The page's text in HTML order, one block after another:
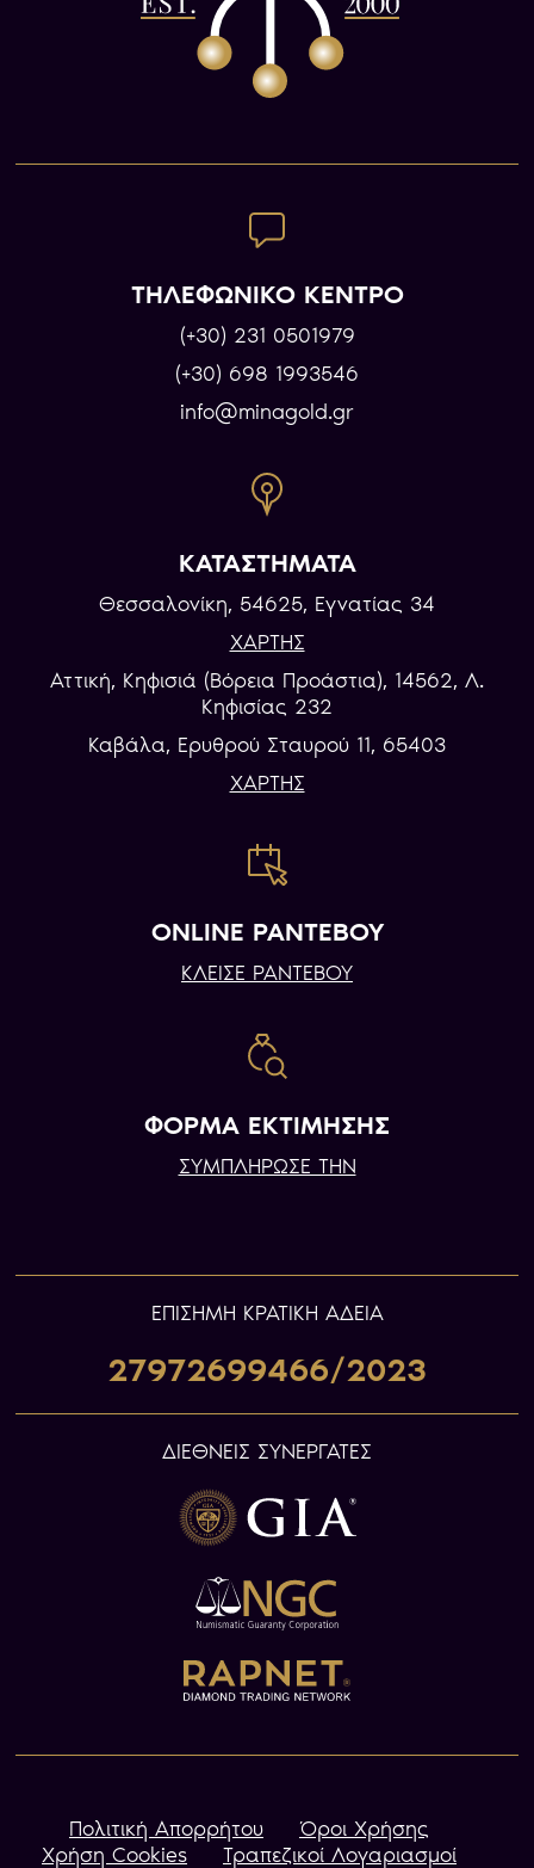
ΤΗΛΕΦΩΝΙΚΟ ΚΕΝΤΡΟ
(+30) 231 0501979
(+30) 698 1993546
info@minagold.gr
ΚΑΤΑΣΤΗΜΑΤΑ
Θεσσαλονίκη, 54625, Εγνατίας 34
ΧΑΡΤΗΣ
Αττική, Κηφισιά (Βόρεια Προάστια), 14562, Λ.
Κηφισίας 232
Καβάλα, Eρυθρού Σταυρού 11, 65403
ΧΑΡΤΗΣ
ONLINE ΡΑΝΤΕΒΟΥ
ΚΛΕΙΣΕ ΡΑΝΤΕΒΟΥ
ΦΟΡΜΑ ΕΚΤΙΜΗΣΗΣ
ΣΥΜΠΛΗΡΩΣΕ ΤΗΝ
ΕΠIΣΗΜΗ ΚΡΑΤΙΚΗ ΑΔΕΙΑ
27972699466/2023
ΔΙΕΘΝΕΙΣ ΣΥΝΕΡΓΑΤΕΣ
Πολιτική Απορρήτου
Όροι Χρήσης
Χρήση Cookies
Τραπεζικοί Λογαριασμοί